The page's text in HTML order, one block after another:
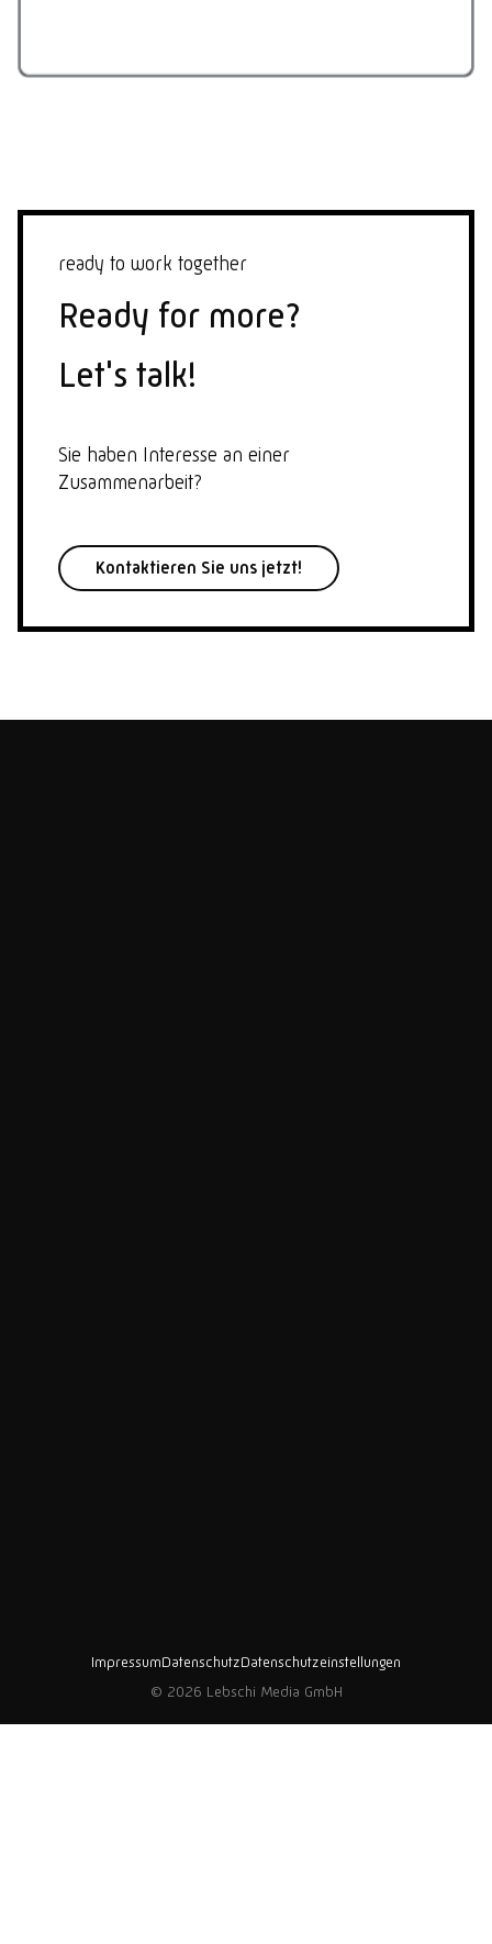
ready to work together
Ready for more?
Let's talk!
Sie haben Interesse an einer
Zusammenarbeit?
Kontaktieren Sie uns jetzt!
ImpressumDatenschutzDatenschutzeinstellungen
© 2026 Lebschi Media GmbH